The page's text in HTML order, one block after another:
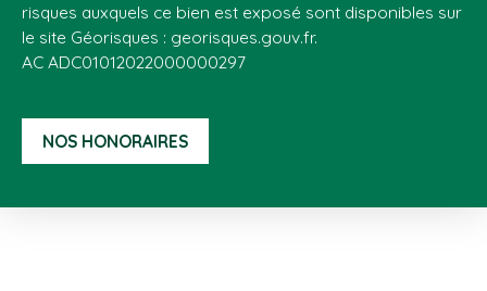
risques auxquels ce bien est exposé sont disponibles sur
le site Géorisques : georisques.gouv.fr.
AC ADC01012022000000297
NOS HONORAIRES